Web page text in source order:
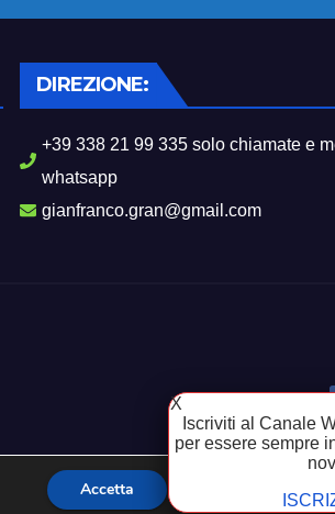
DIREZIONE:
+39 338 21 99 335 solo chiamate e
whatsapp
gianfranco.gran@gmail.com
X
Iscriviti al Canale
per essere sempre
Accetta